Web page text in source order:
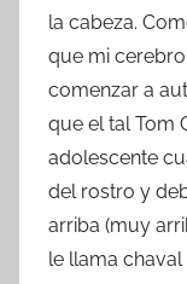
la cabeza.
que mi
comenzar a
que el tal Tom
adolescente
del rostro y
arriba (muy
le llama